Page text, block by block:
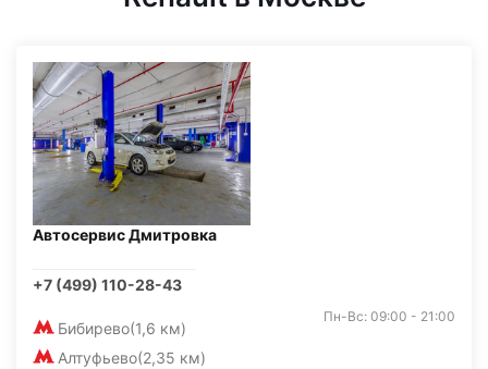
Автосервис Дмитровка
+7 (499) 110-28-43
Бибирево(1,6 км)
Алтуфьево(2,35 км)
Пн-Вс: 09:00 - 21:00